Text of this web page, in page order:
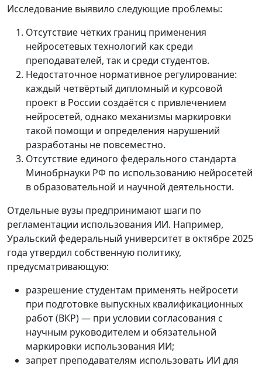
Исследование выявило следующие проблемы:
Отсутствие чётких границ применения
нейросетевых технологий как среди
преподавателей, так и среди студентов.
Недостаточное нормативное регулирование:
каждый четвёртый дипломный и курсовой
проект в России создаётся с привлечением
нейросетей, однако механизмы маркировки
такой помощи и определения нарушений
разработаны не повсеместно.
Отсутствие единого федерального стандарта
Минобрнауки РФ по использованию нейросетей
в образовательной и научной деятельности.
Отдельные вузы предпринимают шаги по
регламентации использования ИИ. Например,
Уральский федеральный университет в октябре 2025
года утвердил собственную политику,
предусматривающую:
разрешение студентам применять нейросети
при подготовке выпускных квалификационных
работ (ВКР) — при условии согласования с
научным руководителем и обязательной
маркировки использования ИИ;
запрет преподавателям использовать ИИ для